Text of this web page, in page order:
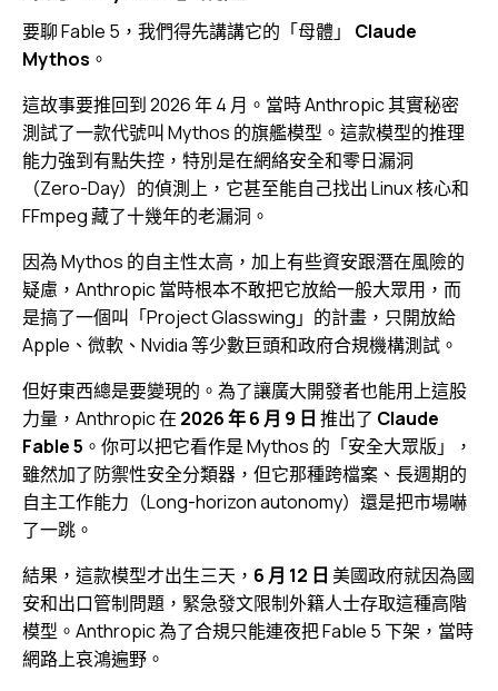
要聊 Fable 5，我們得先講講它的「母體」 Claude
Mythos 。
這故事要推回到 2026 年 4 月。當時 Anthropic 其實秘密
測試了一款代號叫 Mythos 的旗艦模型。這款模型的推理
能力強到有點失控，特別是在網絡安全和零日漏洞
（Zero-Day）的偵測上，它甚至能自己找出 Linux 核心和
FFmpeg 藏了十幾年的老漏洞。
因為 Mythos 的自主性太高，加上有些資安跟潛在風險的
疑慮，Anthropic 當時根本不敢把它放給一般大眾用，而
是搞了一個叫「Project Glasswing」的計畫，只開放給
Apple、微軟、Nvidia 等少數巨頭和政府合規機構測試。
但好東西總是要變現的。為了讓廣大開發者也能用上這股
力量，Anthropic 在 2026 年 6 月 9 日 推出了 Claude
Fable 5 。你可以把它看作是 Mythos 的「安全大眾版」，
雖然加了防禦性安全分類器，但它那種跨檔案、長週期的
自主工作能力（Long-horizon autonomy）還是把市場嚇
了一跳。
結果，這款模型才出生三天， 6 月 12 日 美國政府就因為國
安和出口管制問題，緊急發文限制外籍人士存取這種高階
模型。Anthropic 為了合規只能連夜把 Fable 5 下架，當時
網路上哀鴻遍野。